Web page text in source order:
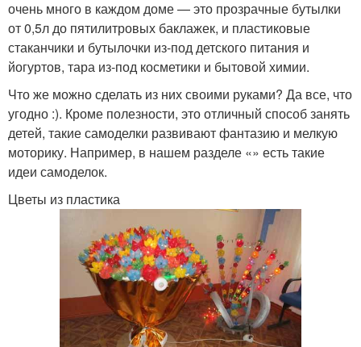
очень много в каждом доме — это прозрачные бутылки
от 0,5л до пятилитровых баклажек, и пластиковые
стаканчики и бутылочки из-под детского питания и
йогуртов, тара из-под косметики и бытовой химии.
Что же можно сделать из них своими руками? Да все, что
угодно :). Кроме полезности, это отличный способ занять
детей, такие самоделки развивают фантазию и мелкую
моторику. Например, в нашем разделе «» есть такие
идеи самоделок.
Цветы из пластика